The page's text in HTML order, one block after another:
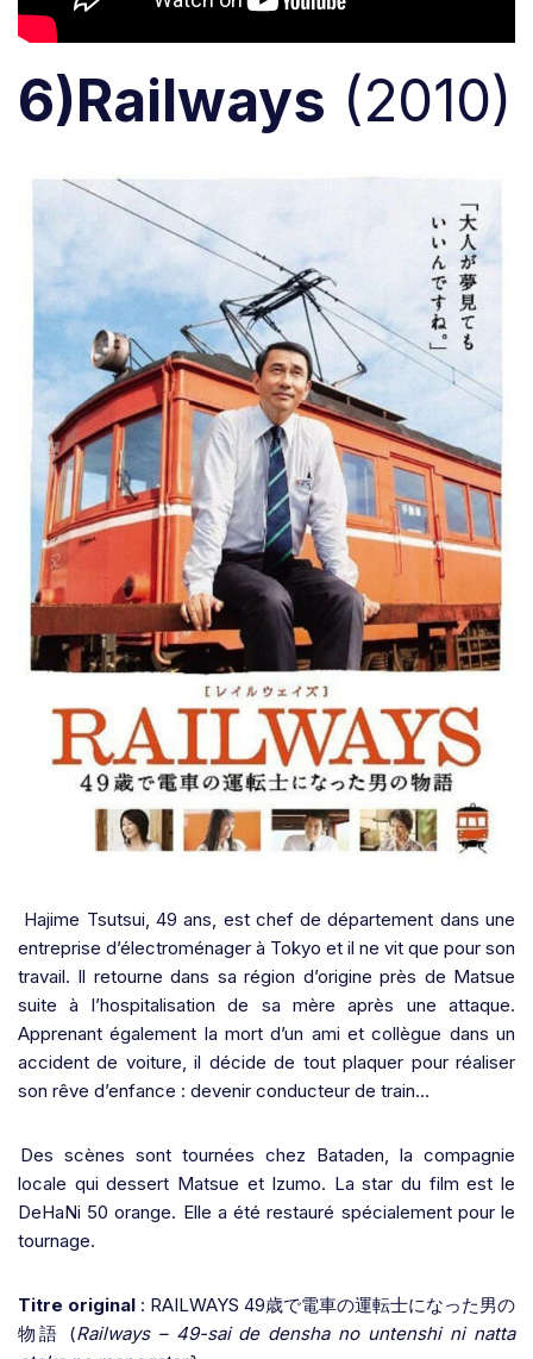
6)Railways (2010)
Hajime Tsutsui, 49 ans, est chef de département dans une
entreprise d’électroménager à Tokyo et il ne vit que pour son
travail. Il retourne dans sa région d’origine près de Matsue
suite à l’hospitalisation de sa mère après une attaque.
Apprenant également la mort d’un ami et collègue dans un
accident de voiture, il décide de tout plaquer pour réaliser
son rêve d’enfance : devenir conducteur de train…
Des scènes sont tournées chez Bataden, la compagnie
locale qui dessert Matsue et Izumo. La star du film est le
DeHaNi 50 orange. Elle a été restauré spécialement pour le
tournage.
Titre original : RAILWAYS 49歳で電車の運転士になった男の
物語 (Railways – 49-sai de densha no untenshi ni natta